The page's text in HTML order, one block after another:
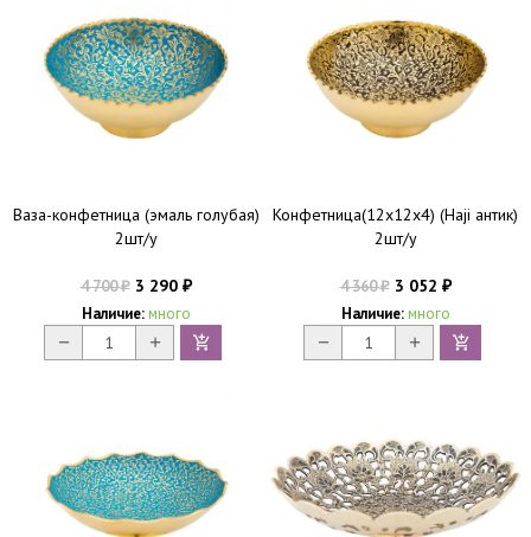
Ваза-конфетница (эмаль голубая)
2шт/у
4 700₽3 290 ₽
Наличие: много
Конфетница(12х12х4) (Haji антик)
2шт/у
4 360₽3 052 ₽
Наличие: много